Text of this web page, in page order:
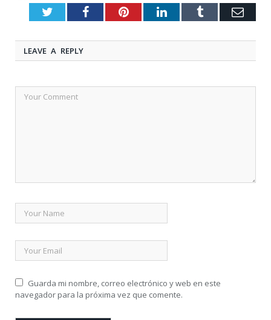
TwitterFacebookPinterestLinkedInTumblr
LEAVE A REPLY
Guarda mi nombre, correo electrónico y web en este
navegador para la próxima vez que comente.